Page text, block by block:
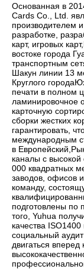
Основанная в
Cards Co., Ltd.
производителем
разработке,
карт, игровых
востоке города
транспортным
Шакун линии 13
Круглого
печати в полном
ламинировочное
карточную
сборки жестких
гарантировать,
международным
в
каналы с
000 квадратных
заводов, офисов
команду,
подготовлены по
того, Yuhua
качества
социальный
двигаться